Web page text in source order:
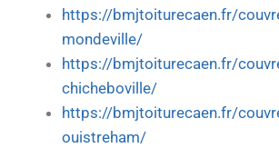
https://bmjtoiturecaen.fr/
mondeville/
https://bmjtoiturecaen.fr/
chicheboville/
https://bmjtoiturecaen.fr/
ouistreham/